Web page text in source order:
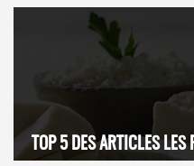
TOP 5 DES ARTICLES